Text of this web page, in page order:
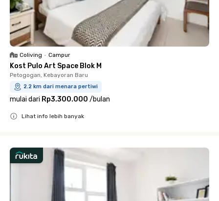
Coliving • Campur
Kost Pulo Art Space Blok M
Petogogan, Kebayoran Baru
2.2 km dari menara pertiwi
mulai dari Rp3.300.000 /bulan
Lihat info lebih banyak